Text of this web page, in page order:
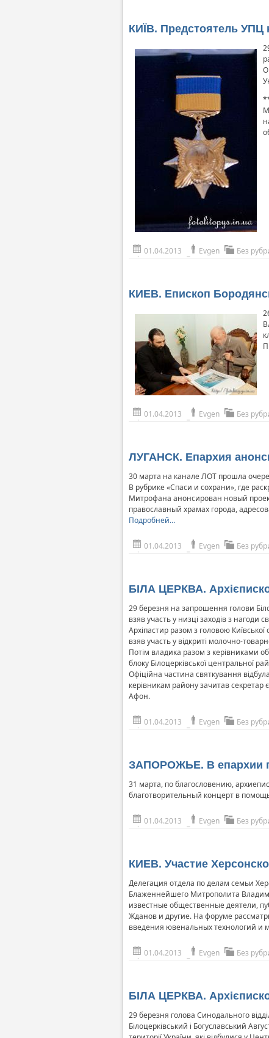
КИЇВ. Предстоятель УПЦ
01.04.2013 Evgen Без
КИЕВ. Епископ
01.04.2013 Evgen Без
ЛУГАНСК. Епархия
30 марта на канале ЛОТ прошла
В рубрике «Спаси и сохрани», где
Митрофана анонсирован новый
православный храмах города,
Подробней…
01.04.2013 Evgen Без
БІЛА ЦЕРКВА.
29 березня на запрошення голови
взяв участь у низці заходів з нагоди
Архіпастир разом з головою
взяв участь у відкриті молочно-
Потім владика разом з керівниками
блоку Білоцерківської центральної
Офіційна частина святкування
керівникам району зачитав секретар
Афон.
01.04.2013 Evgen Без
ЗАПОРОЖЬЕ. В епархии
31 марта, по благословению,
благотворительный концерт в
01.04.2013 Evgen Без
КИЕВ. Участие
Делегация отдела по делам семьи
Блаженнейшего Митрополита
известные общественные деятели,
Жданов и другие. На форуме
введения ювенальных технологий и
01.04.2013 Evgen Без
БІЛА ЦЕРКВА.
29 березня голова Синодального
Білоцерківський і Богуславський